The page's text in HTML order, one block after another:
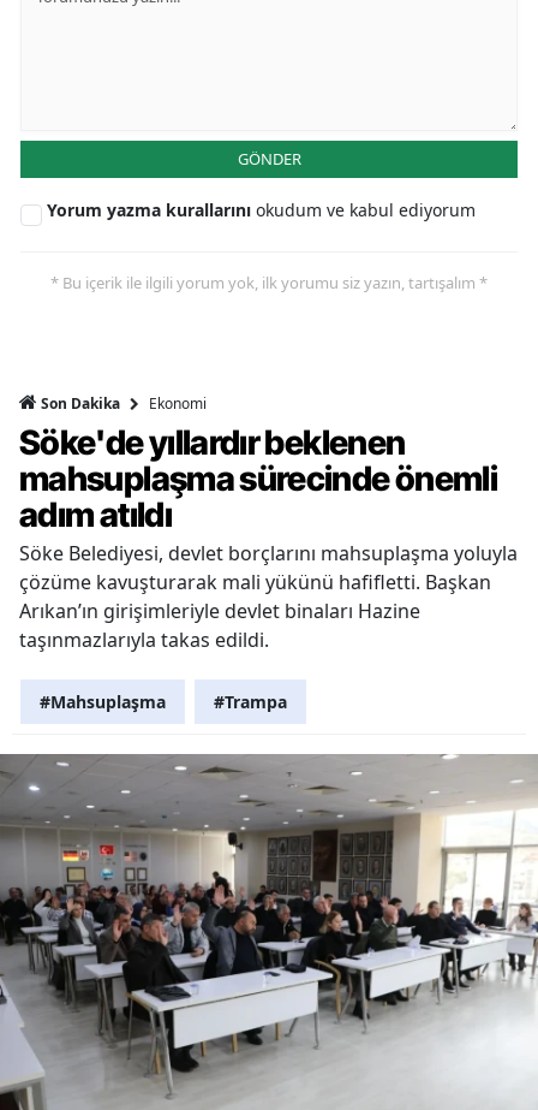
GÖNDER
Yorum yazma kurallarını okudum ve kabul ediyorum
* Bu içerik ile ilgili yorum yok, ilk yorumu siz yazın, tartışalım *
Son Dakika Ekonomi
Söke'de yıllardır beklenen
mahsuplaşma sürecinde önemli
adım atıldı
Söke Belediyesi, devlet borçlarını mahsuplaşma yoluyla
çözüme kavuşturarak mali yükünü hafifletti. Başkan
Arıkan’ın girişimleriyle devlet binaları Hazine
taşınmazlarıyla takas edildi.
#Mahsuplaşma #Trampa